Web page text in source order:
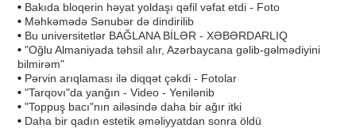
• Bakıda bloqerin həyat yoldaşı qəfil vəfat etdi - Foto
• Məhkəmədə Sənubər də dindirilib
• Bu universitetlər BAĞLANA BİLƏR - XƏBƏRDARLIQ
• "Oğlu Almaniyada təhsil alır, Azərbaycana gəlib-gəlmədiyini
bilmirəm"
• Pərvin arıqlaması ilə diqqət çəkdi - Fotolar
• "Tarqovı"da yanğın - Video - Yenilənib
• "Toppuş bacı"nın ailəsində daha bir ağır itki
• Daha bir qadın estetik əməliyyatdan sonra öldü